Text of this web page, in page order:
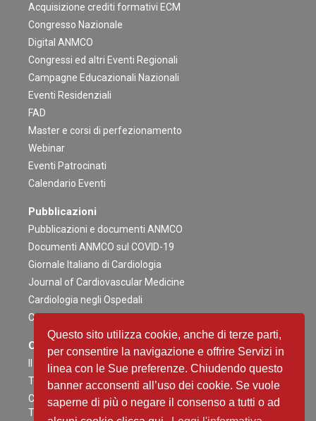
Questo sito utilizza cookie, anche di terze parti,
per consentire la navigazione e offrire Servizi in
linea con le Sue preferenze. Chiudendo questo
banner acconsenti all’uso dei cookie. Se vuole
saperne di più o negare il consenso a tutti o ad
Acquisizione crediti formativi ECM
Congresso Nazionale
Digital ANMCO
Congressi ed altri Eventi Regionali
Campagne Educazionali Nazionali
Eventi Residenziali
FAD
Master e corsi di perfezionamento
Webinar
Eventi Patrocinati
Calendario Eventi
Pubblicazioni
Pubblicazioni e documenti ANMCO
Documenti ANMCO sul COVID-19
Giornale Italiano di Cardiologia
Journal of Cardiovascular Medicine
Cardiologia negli Ospedali
Congress News Daily
Contenuti Scientifici
Il caso è servito
The Heart Side of Oncology
Critical Heart Talks - Conversazioni ad Alta intensità tra
Terapia Intensiva e Interventistica